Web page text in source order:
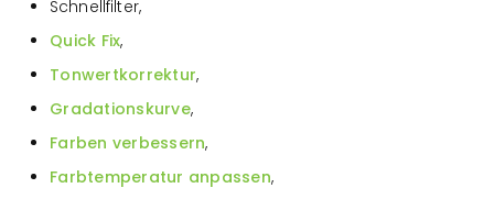
Schnellfilter,
Quick Fix,
Tonwertkorrektur,
Gradationskurve,
Farben verbessern,
Farbtemperatur anpassen,